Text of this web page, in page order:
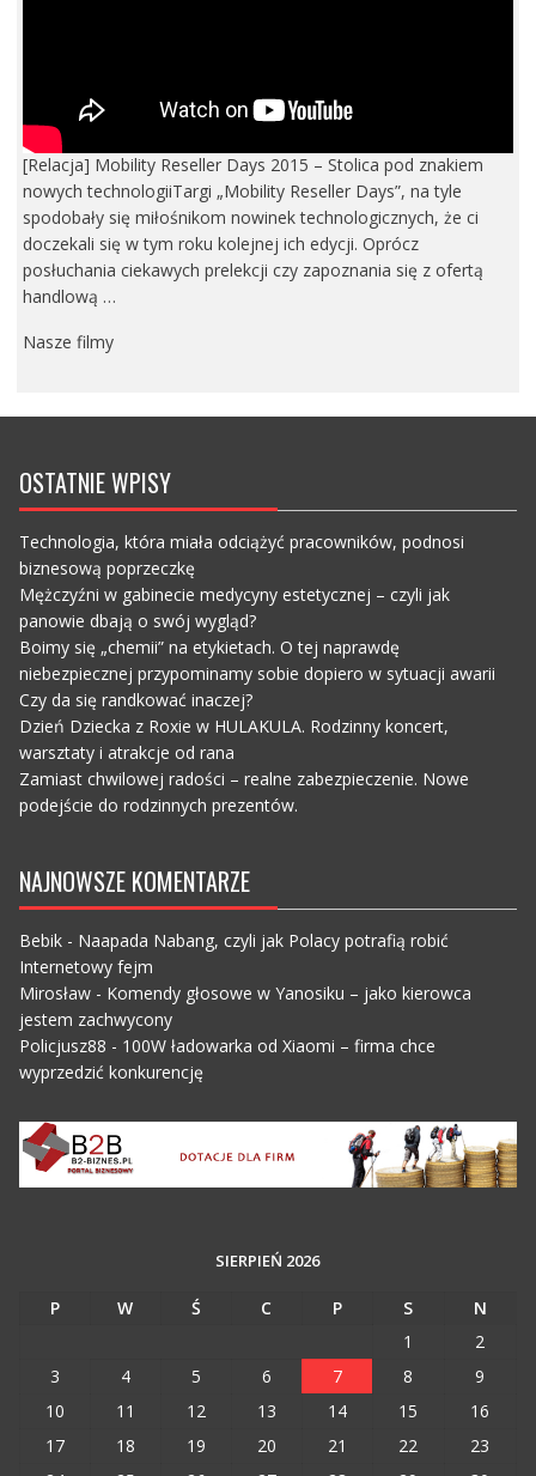
[Relacja] Mobility Reseller Days 2015 – Stolica pod znakiem
nowych technologiiTargi „Mobility Reseller Days”, na tyle
spodobały się miłośnikom nowinek technologicznych, że ci
doczekali się w tym roku kolejnej ich edycji. Oprócz
posłuchania ciekawych prelekcji czy zapoznania się z ofertą
handlową …
Nasze filmy
OSTATNIE WPISY
Technologia, która miała odciążyć pracowników, podnosi
biznesową poprzeczkę
Mężczyźni w gabinecie medycyny estetycznej – czyli jak
panowie dbają o swój wygląd?
Boimy się „chemii” na etykietach. O tej naprawdę
niebezpiecznej przypominamy sobie dopiero w sytuacji awarii
Czy da się randkować inaczej?
Dzień Dziecka z Roxie w HULAKULA. Rodzinny koncert,
warsztaty i atrakcje od rana
Zamiast chwilowej radości – realne zabezpieczenie. Nowe
podejście do rodzinnych prezentów.
NAJNOWSZE KOMENTARZE
Bebik- Naapada Nabang, czyli jak Polacy potrafią robić
Internetowy fejm
Mirosław- Komendy głosowe w Yanosiku – jako kierowca
jestem zachwycony
Policjusz88 - 100W ładowarka od Xiaomi – firma chce
wyprzedzić konkurencję
SIERPIEŃ 2026
P W Ś C P S
N
1
2
3
4 5 6 7 8
9
10
11 12 13 14 15
16
17
18 19 20 21 22
23